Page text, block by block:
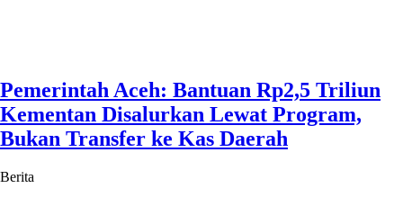
Pemerintah Aceh: Bantuan Rp2,5 Triliun
Kementan Disalurkan Lewat Program,
Bukan Transfer ke Kas Daerah
Berita